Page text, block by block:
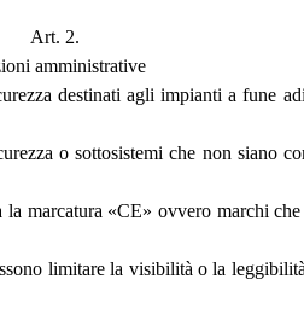
Art. 2.
amministrative
destinati agli impianti a fune
o sottosistemi che non siano
marcatura «CE» ovvero marchi
limitare la visibilità o la